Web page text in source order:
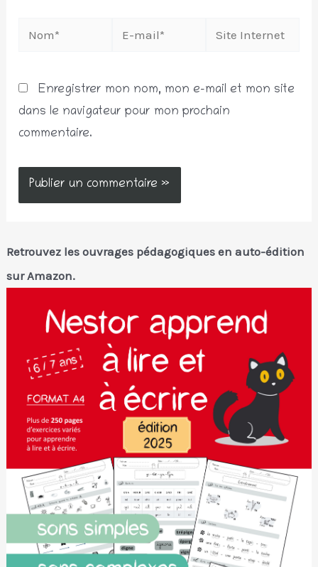
Retrouvez les ouvrages pédagogiques en auto-édition
sur Amazon.
Enregistrer mon nom, mon e-mail et mon site
dans le navigateur pour mon prochain
commentaire.